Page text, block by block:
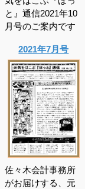
と』通信2021年10
月号のご案内です
2021年7月号
佐々木会計事務所
がお届けする、元